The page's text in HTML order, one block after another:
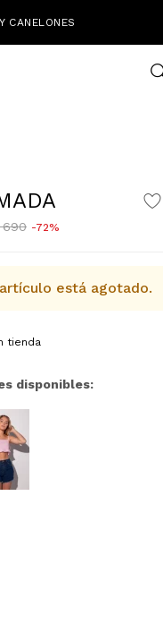
CANELONES
690 72
está agotado.
tienda
disponibles: